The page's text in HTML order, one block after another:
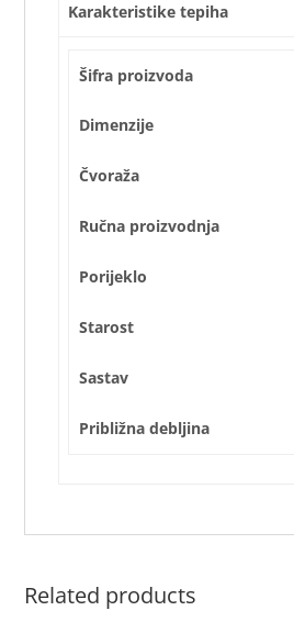
Karakteristike tepiha
Šifra proizvoda
Dimenzije
Čvoraža
Ručna proizvodnja
Porijeklo
Starost
Sastav
Približna debljina
Related products